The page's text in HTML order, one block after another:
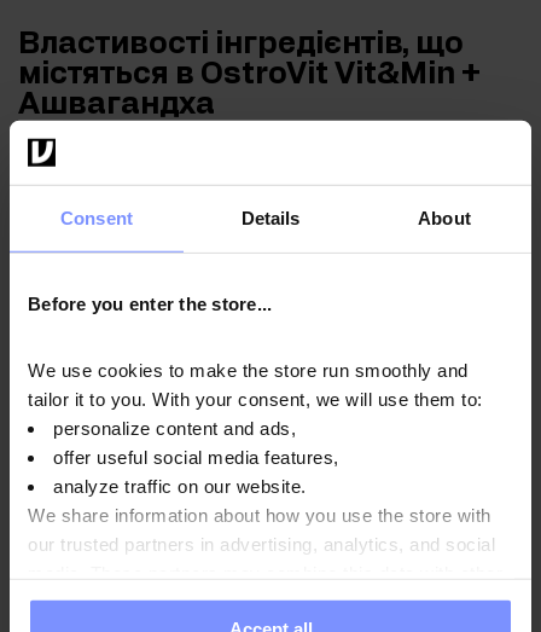
Consent Details About
Before you enter the store...
We use cookies to make the store run smoothly and
tailor it to you. With your consent, we will use them to:
personalize content and ads,
offer useful social media features,
analyze traffic on our website.
We share information about how you use the store with
our trusted partners in advertising, analytics, and social
information you have provided to them or that they have
Властивості інгредієнтів, що
містяться в OstroVit Vit&Min +
Ашвагандха
Вітамін А
чергувітамін Спідтримує належне вироблення колагену
для оптимального функціонування кровоносних судин,
кісток, хрящів, зубів, ясен та шкіри.Вітамін Dдопомагає
м'язів, а такожвітамін Епідтримує захист клітин від
рибофлавін допомагають зменшити відчуття втоми і втоми, в
той час якмідьдопомагає підтримувати правильну
пігментацію шкіри та волосся.Марганець
правильному формуванні сполучних тканин, тоді як
підтримує підтримання оптимальної когнітивної функції.
сприяє підтримці нормального енергетичного обміну,селен
підтримує правильне функціонування щитовидної залози, а